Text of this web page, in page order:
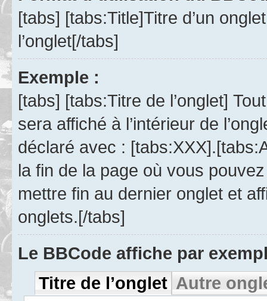
[tabs] [tabs:Title]Titre d’un
l’onglet[/tabs]
Exemple :
[tabs] [tabs:Titre de l’onglet]
sera affiché à l’intérieur de
déclaré avec :
la fin de la page où vous
mettre fin au dernier onglet et
onglets.[/tabs]
Le BBCode affiche par
Titre de l’onglet Autre